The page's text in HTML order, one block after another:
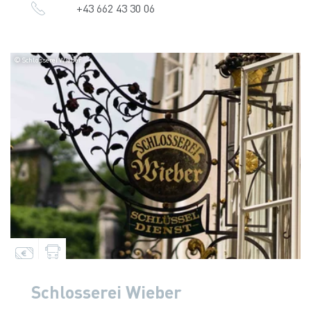
+43 662 43 30 06
© Schlosserei Wieber
Schlosserei Wieber